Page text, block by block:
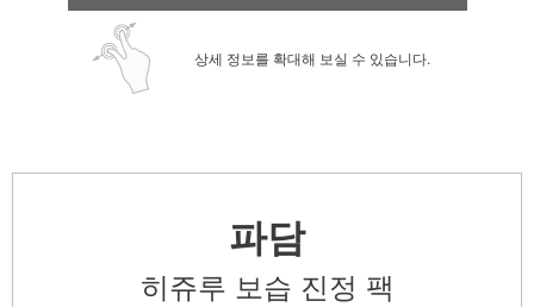
상세 정보를 확대해 보실 수 있습니다.
파담
히쥬루 보습 진정 팩